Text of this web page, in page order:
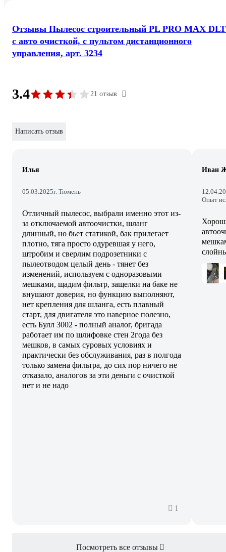
Отзывы Пылесос строительный PL PRO MAX DLT
с авто очисткой, с пультом дистанционного
управления, арт. 3234
3.4 21 отзыв
Написать отзыв
Илья
05.03.2025г. Тюмень
Отличный пылесос, выбрали именно этот из-
за отключаемой автоочистки, шланг
длинный, но бьет статикой, бак прилегает
плотно, тяга просто одуревшая у него,
штробим и сверлим подрозетники с
пылеотводом целый день - тянет без
изменений, используем с одноразовыми
мешками, щадим фильтр, защелки на баке не
внушают доверия, но функцию выполняют,
нет крепления для шланга, есть плавный
старт, для двигателя это наверное полезно,
есть Булл 3002 - полный аналог, бригада
работает им по шлифовке стен 2года без
мешков, в самых суровых условиях и
практически без обслуживания, раз в полгода
только замена фильтра, до сих пор ничего не
отказало, аналогов за эти деньги с очисткой
нет и не надо
1
Иван
Опыт
Посмотреть все отзывы